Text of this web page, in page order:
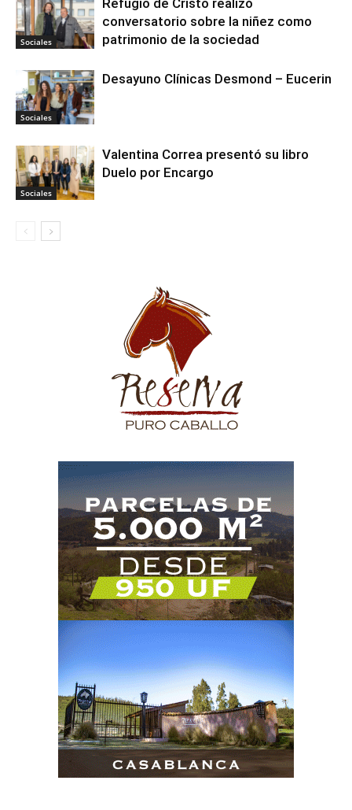
Sociales
Refugio de Cristo realizó
conversatorio sobre la niñez como
patrimonio de la sociedad
Sociales
Desayuno Clínicas Desmond – Eucerin
Sociales
Valentina Correa presentó su libro
Duelo por Encargo